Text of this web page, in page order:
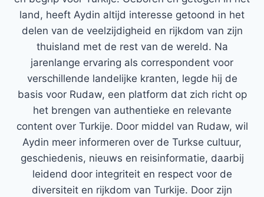
land, heeft Aydin altijd interesse getoond in het
delen van de veelzijdigheid en rijkdom van zijn
thuisland met de rest van de wereld. Na
jarenlange ervaring als correspondent voor
verschillende landelijke kranten, legde hij de
basis voor Rudaw, een platform dat zich richt op
het brengen van authentieke en relevante
content over Turkije. Door middel van Rudaw, wil
Aydin meer informeren over de Turkse cultuur,
geschiedenis, nieuws en reisinformatie, daarbij
leidend door integriteit en respect voor de
diversiteit en rijkdom van Turkije. Door zijn